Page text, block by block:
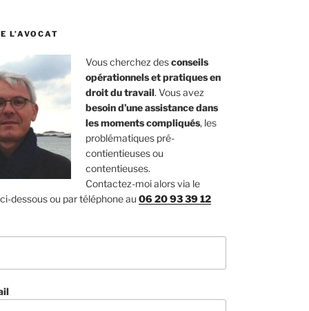
L’AVOCAT
Vous cherchez desconseils
opérationnels et pratiques en
droit du travail. Vous avez
besoin d’une assistance dans
les moments compliqués, les
problématiques pré-
contientieuses ou
contentieuses.
Contactez-moi alors via le
dessous ou par téléphone au 06 20 93 39 12